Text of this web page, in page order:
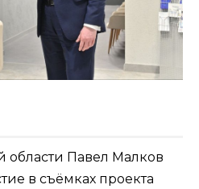
области Павел Малков
в съёмках проекта